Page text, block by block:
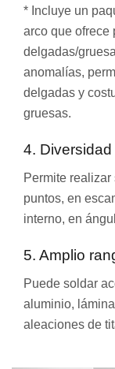
* Incluye un
arco que ofrece
delgadas/
anomalías,
delgadas y
gruesas.
4.
Permite
puntos, en
interno, en
5. Amplio
Puede soldar
aluminio,
aleaciones de